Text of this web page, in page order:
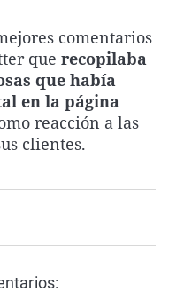
Gente viajera
Como el perro y el
Retornados
Equipo de
Operación Viuda
Galicia
La Rioja
Navarra
País Vasco
Televisión
Elecciones
comentarios
que recopilaba
que había
en la página
reacción a las
clientes.